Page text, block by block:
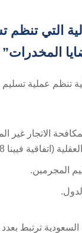
التي تنظم
المخدرات”
تنظم عملية
الاتجار غير
(اتفاقية فيينا 1988).
المجرمين.
السعودية ترتبط